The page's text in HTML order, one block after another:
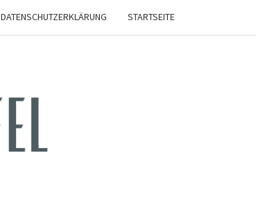
DATENSCHUTZERKLÄRUNG STARTSEITE